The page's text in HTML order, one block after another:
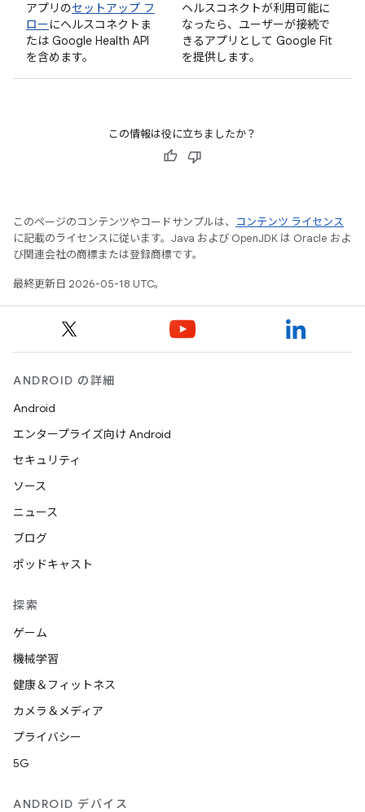
アプリのセットアップ フ
ローにヘルスコネクトま
たは Google Health API
を含めます。
ヘルスコネクトが利用可能に
なったら、ユーザーが接続で
きるアプリとして Google Fit
を提供します。
この情報は役に立ちましたか？
このページのコンテンツやコードサンプルは、
コンテンツ ライセンス
に記載のライセンスに従います。Java および OpenJDK は Oracle およ
び関連会社の商標または登録商標です。
最終更新日 2026-05-18 UTC。
ANDROID の詳細
Android
エンタープライズ向け Android
セキュリティ
ソース
ニュース
ブログ
ポッドキャスト
探索
ゲーム
機械学習
健康＆フィットネス
カメラ＆メディア
プライバシー
5G
ANDROID デバイス